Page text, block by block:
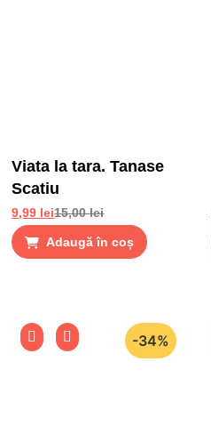
Viata la tara. Tanase
Scatiu
15,00lei
9,99 lei
Adaugă în coș
-34%